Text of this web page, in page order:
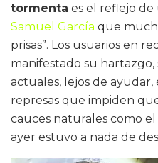
tormenta es el reflejo
Samuel García que
prisas”. Los usuarios en
manifestado su
actuales, lejos de
represas que impiden
cauces naturales como
ayer estuvo a nada de